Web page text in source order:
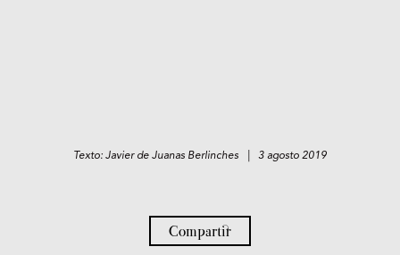
Texto: Javier de Juanas Berlinches | 3 agosto 2019
Compartir